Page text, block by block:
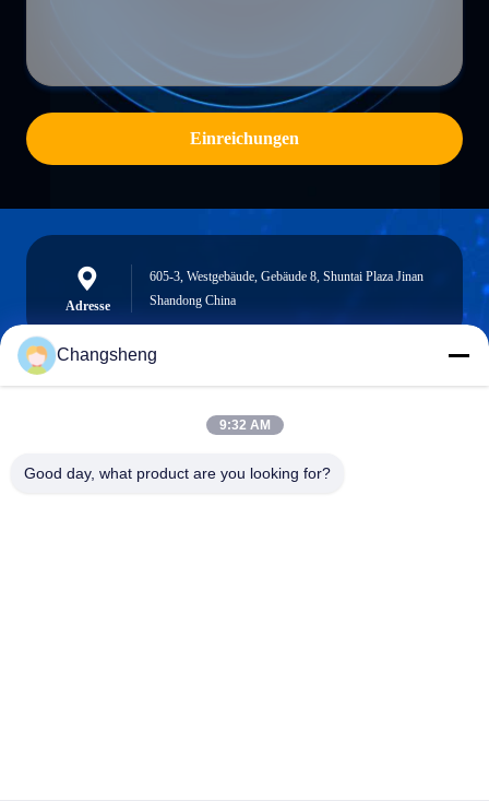
Einreichungen
Adresse
605-3, Westgebäude, Gebäude 8, Shuntai Plaza Jinan
Shandong China
roger@decorationsculpture.com
Changsheng
9:32 AM
Good day, what product are you looking for?